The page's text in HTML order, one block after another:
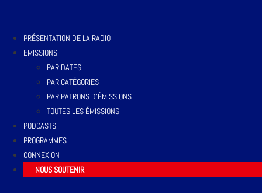
PRÉSENTATION DE LA RADIO
EMISSIONS
PAR DATES
PAR CATÉGORIES
PAR PATRONS D’ÉMISSIONS
TOUTES LES ÉMISSIONS
PODCASTS
PROGRAMMES
CONNEXION
NOUS SOUTENIR